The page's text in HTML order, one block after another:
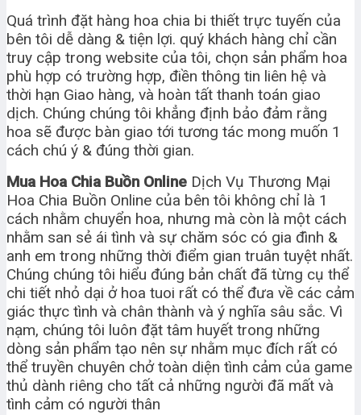
Quá trình đặt hàng hoa chia bi thiết trực tuyến của
bên tôi dễ dàng & tiện lợi. quý khách hàng chỉ cần
truy cập trong website của tôi, chọn sản phẩm hoa
phù hợp có trường hợp, điền thông tin liên hệ và
thời hạn Giao hàng, và hoàn tất thanh toán giao
dịch. Chúng chúng tôi khẳng định bảo đảm rằng
hoa sẽ được bàn giao tới tương tác mong muốn 1
cách chú ý & đúng thời gian.
Mua Hoa Chia Buồn Online Dịch Vụ Thương Mại
Hoa Chia Buồn Online của bên tôi không chỉ là 1
cách nhằm chuyển hoa, nhưng mà còn là một cách
nhằm san sẻ ái tình và sự chăm sóc có gia đình &
anh em trong những thời điểm gian truân tuyệt nhất.
Chúng chúng tôi hiểu đúng bản chất đã từng cụ thể
chi tiết nhỏ dại ở hoa tuoi rất có thể đưa về các cảm
giác thực tình và chân thành và ý nghĩa sâu sắc. Vì
nạm, chúng tôi luôn đặt tâm huyết trong những
dòng sản phẩm tạo nên sự nhằm mục đích rất có
thể truyền chuyên chở toàn diện tình cảm của game
thủ dành riêng cho tất cả những người đã mất và
tình cảm có người thân